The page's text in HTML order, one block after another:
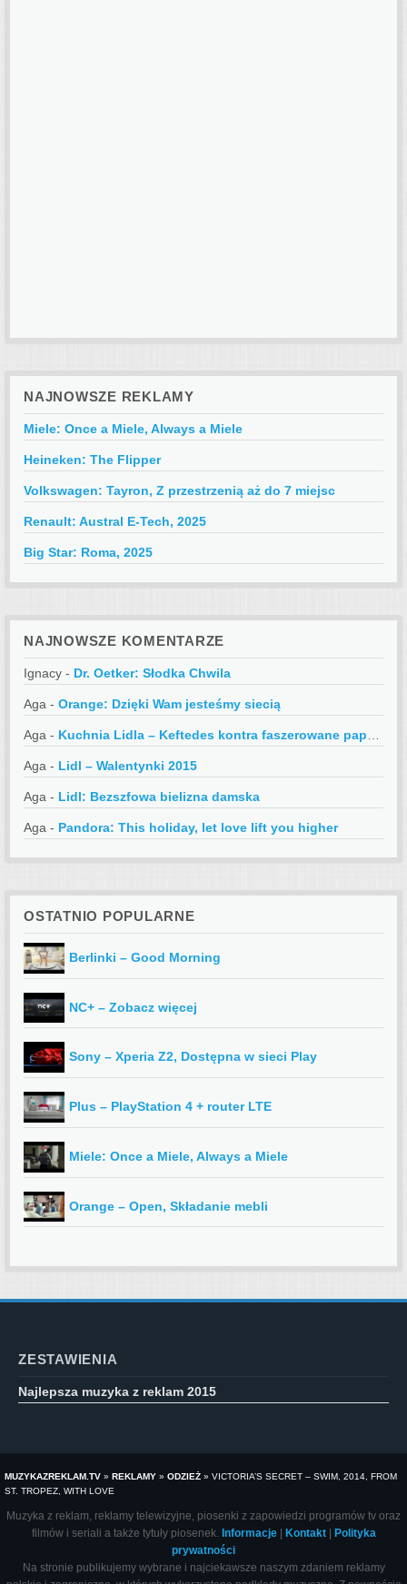
NAJNOWSZE REKLAMY
Miele: Once a Miele, Always a Miele
Heineken: The Flipper
Volkswagen: Tayron, Z przestrzenią aż do 7 miejsc
Renault: Austral E-Tech, 2025
Big Star: Roma, 2025
NAJNOWSZE KOMENTARZE
Ignacy - Dr. Oetker: Słodka Chwila
Aga - Orange: Dzięki Wam jesteśmy siecią
Aga - Kuchnia Lidla – Keftedes kontra faszerowane papryczki
Aga - Lidl – Walentynki 2015
Aga - Lidl: Bezszfowa bielizna damska
Aga - Pandora: This holiday, let love lift you higher
OSTATNIO POPULARNE
Berlinki – Good Morning
NC+ – Zobacz więcej
Sony – Xperia Z2, Dostępna w sieci Play
Plus – PlayStation 4 + router LTE
Miele: Once a Miele, Always a Miele
Orange – Open, Składanie mebli
ZESTAWIENIA
Najlepsza muzyka z reklam 2015
MUZYKAZREKLAM.TV » REKLAMY » ODZIEŻ » VICTORIA’S SECRET – SWIM, 2014, FROM
ST. TROPEZ, WITH LOVE
Muzyka z reklam, reklamy telewizyjne, piosenki z zapowiedzi programów tv oraz
filmów i seriali a także tytuły piosenek. Informacje| Kontakt|
Polityka
prywatności
Na stronie publikujemy wybrane i najciekawsze naszym zdaniem reklamy